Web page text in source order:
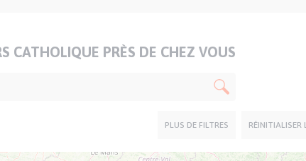
CATHOLIQUE PRÈS DE CHEZ VOUS
PLUS DE FILTRES RÉINITIALISER